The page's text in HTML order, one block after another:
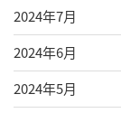
2024年7月
2024年6月
2024年5月